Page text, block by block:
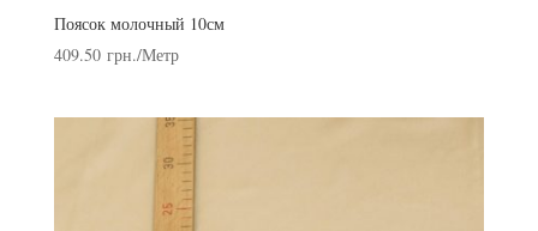
Поясок молочный 10см
409.50 грн./Метр